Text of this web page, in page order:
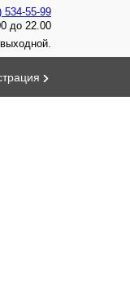
534-55-99
до 22.00